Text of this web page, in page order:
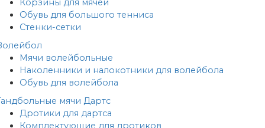
Корзины для мячей
Обувь для большого тенниса
Стенки-сетки
Мячи волейбольные
Наколенники и налокотники для волейбола
Обувь для волейбола
мячи Дартс
Дротики для дартса
Комплектующие для дротиков